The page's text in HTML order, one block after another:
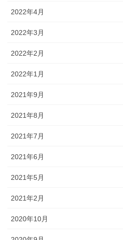
2022年4月
2022年3月
2022年2月
2022年1月
2021年9月
2021年8月
2021年7月
2021年6月
2021年5月
2021年2月
2020年10月